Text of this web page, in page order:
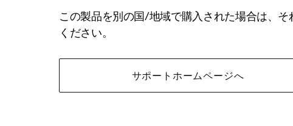
この製品を別の国/地域で購入された場合は、
ください。
サポートホームページへ